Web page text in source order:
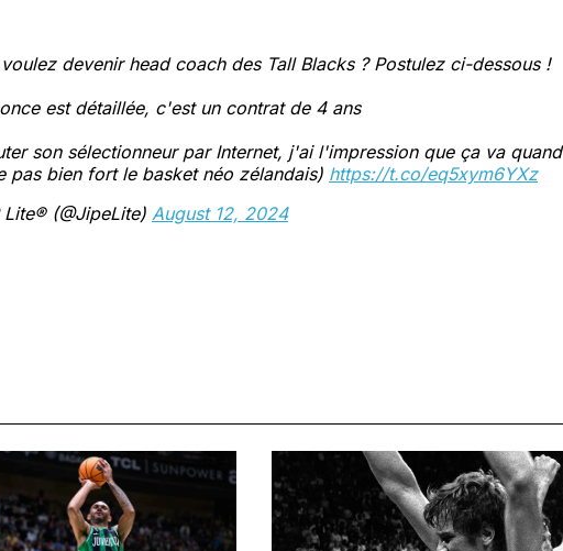
voulez devenir head coach des Tall Blacks ? Postulez ci-dessous !
est détaillée, c'est un contrat de 4 ans
son sélectionneur par Internet, j'ai l'impression que ça va quand
pas bien fort le basket néo zélandais) https://t.co/eq5xym6YXz
(@JipeLite) August 12, 2024